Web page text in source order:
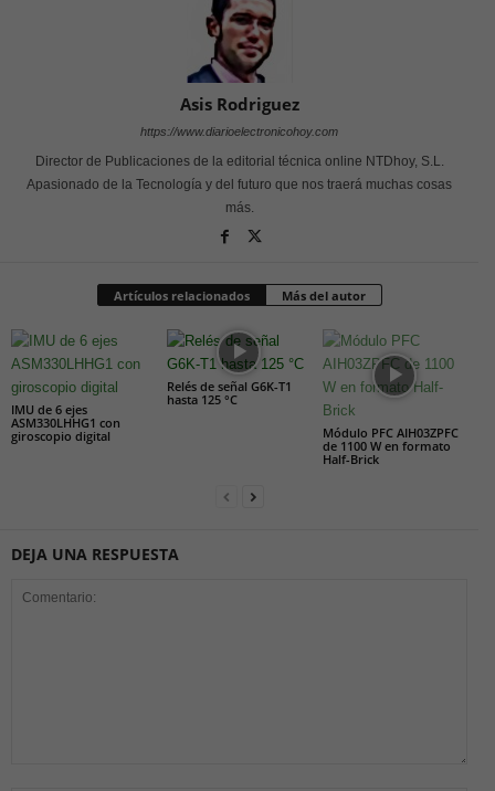
Asis Rodriguez
https://www.diarioelectronicohoy.com
Director de Publicaciones de la editorial técnica online NTDhoy, S.L.
Apasionado de la Tecnología y del futuro que nos traerá muchas cosas
más.
Artículos relacionados Más del autor
IMU de 6 ejes
ASM330LHHG1 con
giroscopio digital
Relés de señal G6K-T1
hasta 125 °C
Módulo PFC AIH03ZPFC
de 1100 W en formato
Half-Brick
DEJA UNA RESPUESTA